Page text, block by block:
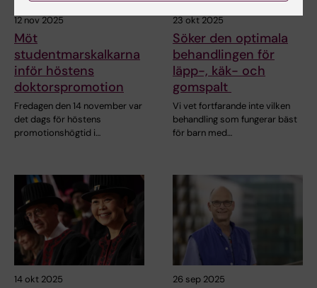
12 nov 2025
Möt
studentmarskalkarna
inför höstens
doktorspromotion
Fredagen den 14 november var
det dags för höstens
promotionshögtid i…
23 okt 2025
Söker den optimala
behandlingen för
läpp-, käk- och
gomspalt
Vi vet fortfarande inte vilken
behandling som fungerar bäst
för barn med…
14 okt 2025 26 sep 2025